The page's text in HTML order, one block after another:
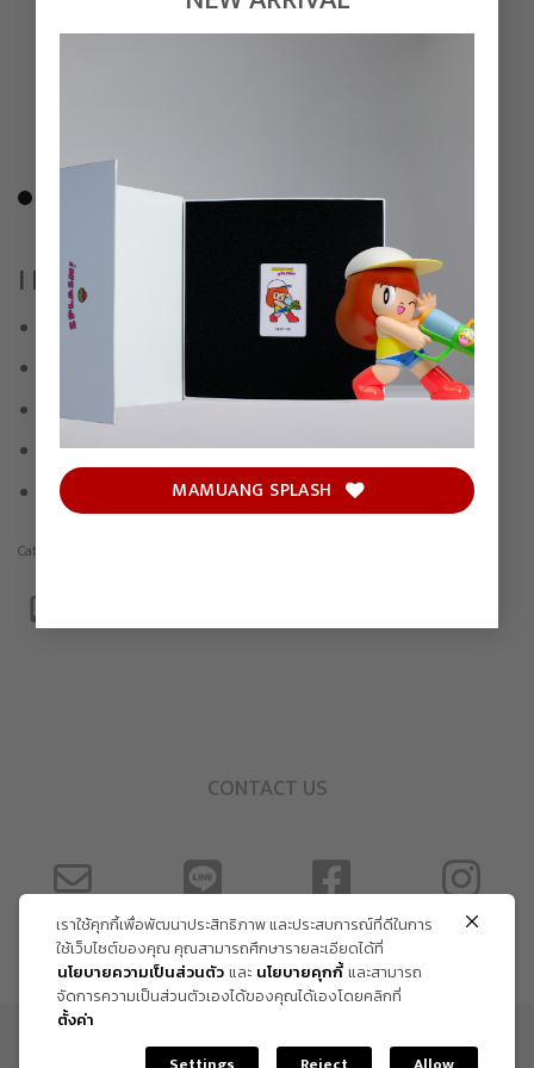
MAMUANG SPLASH
I NEED A LIFE COACH 079
One – off 1/1
(H)81 x (W)31 x (D)30 cm
Signed and numbered byUdom Taephanich
Comes with COA
Category:
CONTACT US
ข้อกำหนด และเงื่อนไข
เราใช้คุกกี้เพื่อพัฒนาประสิทธิภาพ และประสบการณ์ที่ดีในการ
ใช้เว็บไซต์ของคุณ คุณสามารถศึกษารายละเอียดได้ที่
นโยบายความเป็นส่วนตัวและ นโยบายคุกกี้และสามารถ
จัดการความเป็นส่วนตัวเองได้ของคุณได้เองโดยคลิกที่
ตั้งค่า